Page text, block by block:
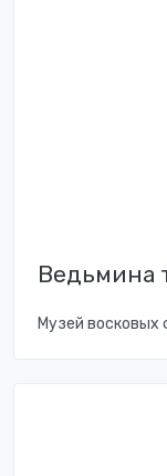
Ведьмина
Музей восковых